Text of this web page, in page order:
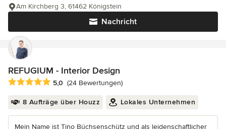
Nachricht
Am Kirchberg 3, 61462 Königstein
REFUGIUM - Interior Design
Durchschnittliche Bewertung: 5 von 5 Sternen
5,0 (24 Bewertungen)
8 Aufträge über Houzz Lokales Unternehmen
Mein Name ist Tino Büchsenschütz und als leidenschaftlicher